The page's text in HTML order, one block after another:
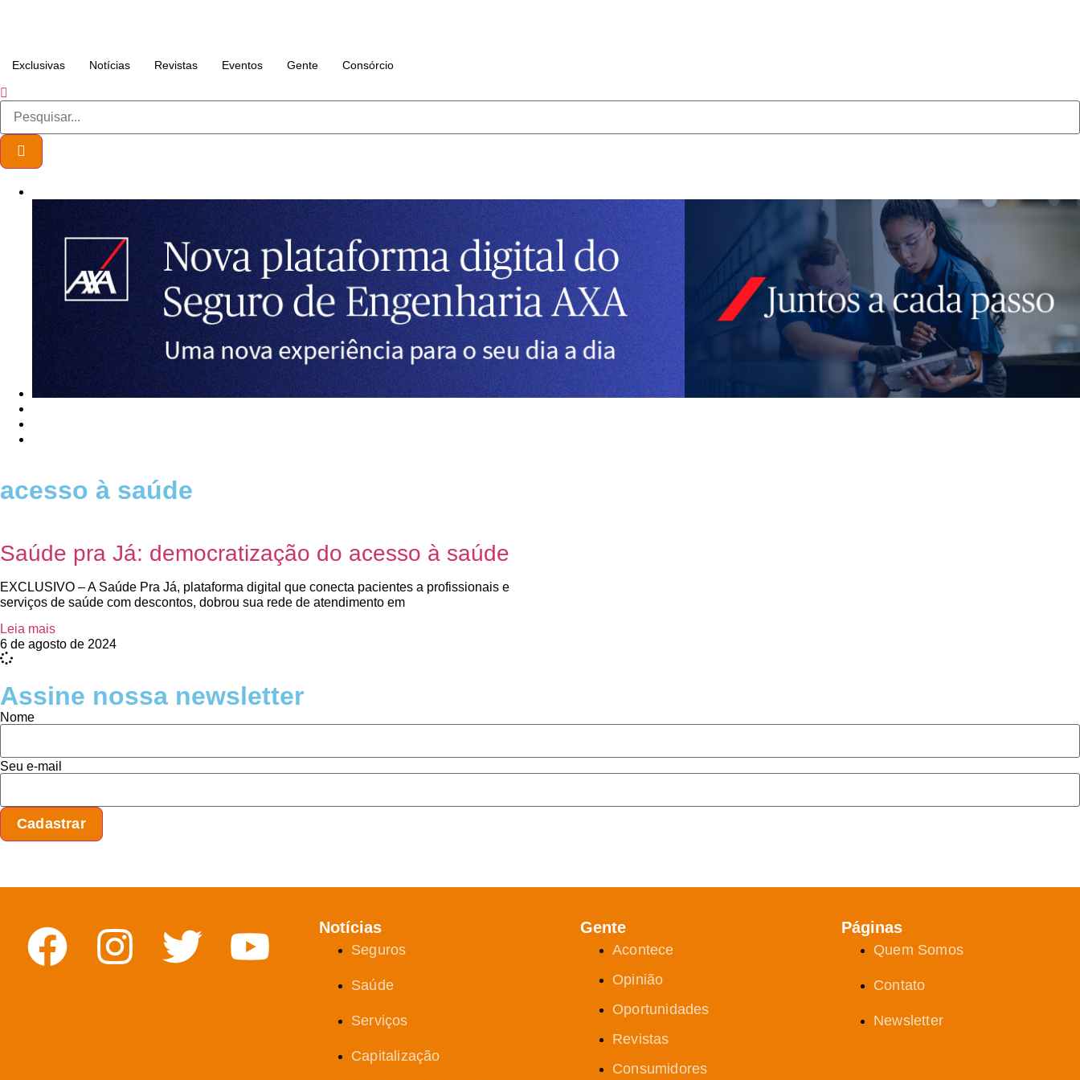
Exclusivas Notícias Revistas Eventos Gente Consórcio
acesso à saúde
Saúde pra Já: democratização do acesso à saúde
EXCLUSIVO – A Saúde Pra Já, plataforma digital que conecta pacientes a profissionais e
serviços de saúde com descontos, dobrou sua rede de atendimento em
Leia mais
6 de agosto de 2024
Assine nossa newsletter
Nome
Seu e-mail
Notícias
Seguros
Saúde
Serviços
Capitalização
Gente
Acontece
Opinião
Oportunidades
Revistas
Consumidores
Páginas
Quem Somos
Contato
Newsletter